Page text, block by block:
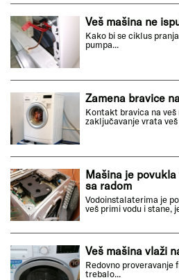
Veš mašina ne
Kako bi se ciklus
pumpa...
Zamena bravice
Kontakt bravica na veš
zaključavanje vrata
Mašina je
sa radom
Vodoinstalaterima je
veš primi vodu i stane,
Veš mašina vlaži
Redovno proveravanje
trebalo...